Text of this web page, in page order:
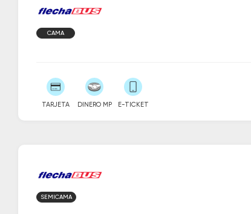
CAMA
TARJETA DINERO MP E-TICKET
SEMICAMA